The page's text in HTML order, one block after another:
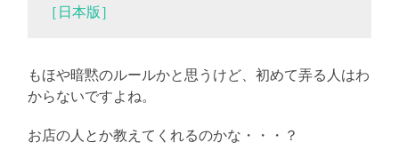
［日本版］
もほや暗黙のルールかと思うけど、初めて弄る人はわ
からないですよね。
お店の人とか教えてくれるのかな・・・？